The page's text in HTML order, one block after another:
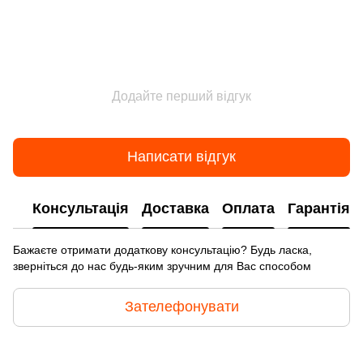
Додайте перший відгук
Написати відгук
Консультація Доставка Оплата Гарантія
Бажаєте отримати додаткову консультацію? Будь ласка,
зверніться до нас будь-яким зручним для Вас способом
Зателефонувати